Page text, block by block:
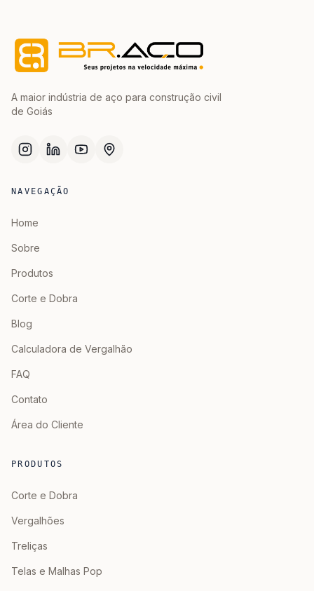
A maior indústria de aço para construção civil
de Goiás
NAVEGAÇÃO
Home
Sobre
Produtos
Corte e Dobra
Blog
Calculadora de Vergalhão
FAQ
Contato
Área do Cliente
PRODUTOS
Corte e Dobra
Vergalhões
Treliças
Telas e Malhas Pop